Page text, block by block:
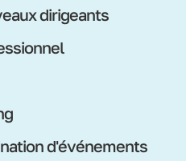
dirigeants
d'événements